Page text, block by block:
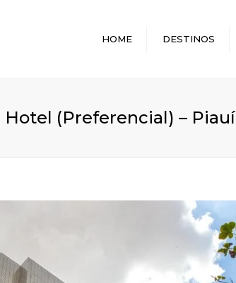
HOME DESTINOS
(Preferencial) – Piauí